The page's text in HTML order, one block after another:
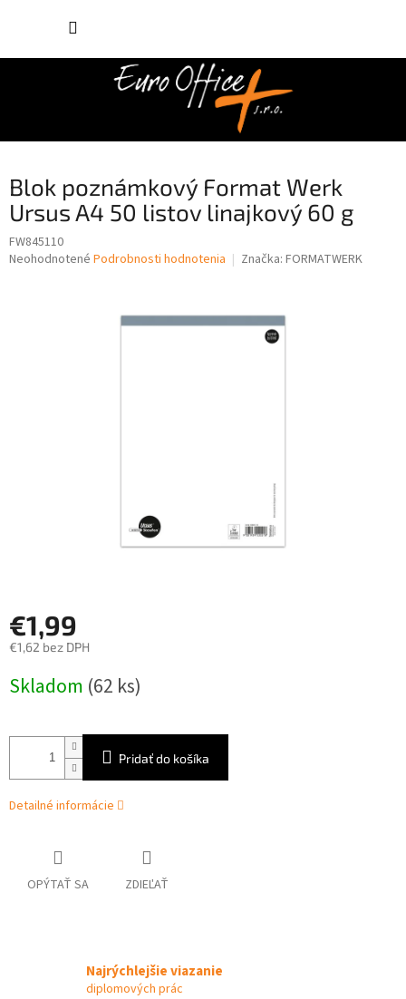
Blok poznámkový Format Werk
Ursus A4 50 listov linajkový 60 g
FW845110
Priemerné
Neohodnotené Podrobnosti hodnotenia Značka: FORMATWERK
€1,99
€1,62 bez DPH
cena:
Skladom (62 ks)
Pridať do košíka
Detailné informácie
OPÝTAŤ SA ZDIEĽAŤ
Najrýchlejšie viazanie
diplomových prác